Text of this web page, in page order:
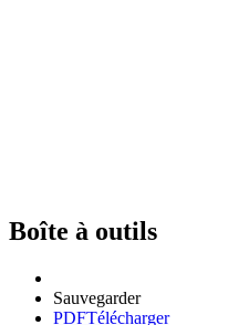
Boîte à outils
Sauvegarder
PDFTélécharger